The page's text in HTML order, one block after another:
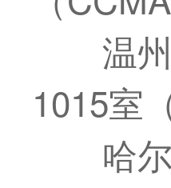
温
1015室
哈